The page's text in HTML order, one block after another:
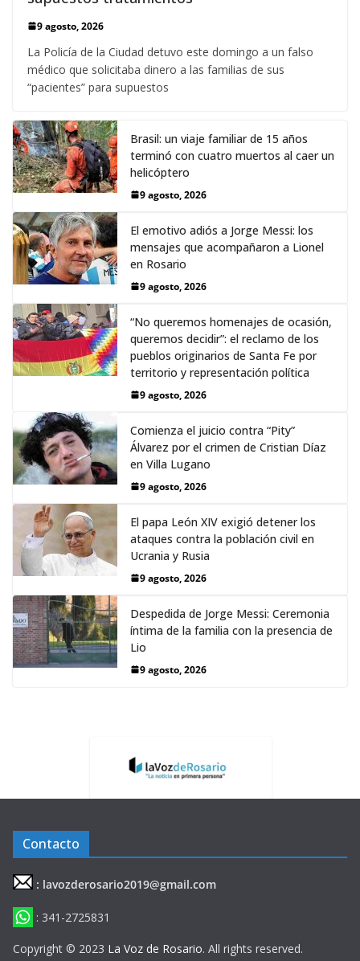
9 agosto, 2026
La Policía de la Ciudad detuvo este domingo a un falso
médico que solicitaba dinero a las familias de sus
“pacientes” para supuestos
Brasil: un viaje familiar de 15 años
terminó con cuatro muertos al caer un
helicóptero
9 agosto, 2026
El emotivo adiós a Jorge Messi: los
mensajes que acompañaron a Lionel
en Rosario
9 agosto, 2026
“No queremos homenajes de ocasión,
queremos decidir”: el reclamo de los
pueblos originarios de Santa Fe por
territorio y representación política
9 agosto, 2026
Comienza el juicio contra “Pity”
Álvarez por el crimen de Cristian Díaz
en Villa Lugano
9 agosto, 2026
El papa León XIV exigió detener los
ataques contra la población civil en
Ucrania y Rusia
9 agosto, 2026
Despedida de Jorge Messi: Ceremonia
íntima de la familia con la presencia de
Lio
9 agosto, 2026
Contacto
: lavozderosario2019@gmail.com
: 341-2725831
Copyright © 2023 La Voz de Rosario. All rights reserved.